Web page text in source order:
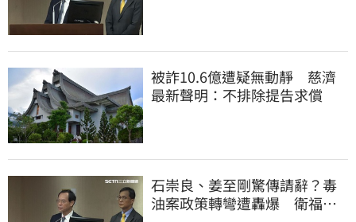
被詐10.6億遭疑無動靜 慈濟
最新聲明：不排除提告求償
石崇良、姜至剛驚傳請辭？毒
油案政策轉彎遭轟爆 衛福部